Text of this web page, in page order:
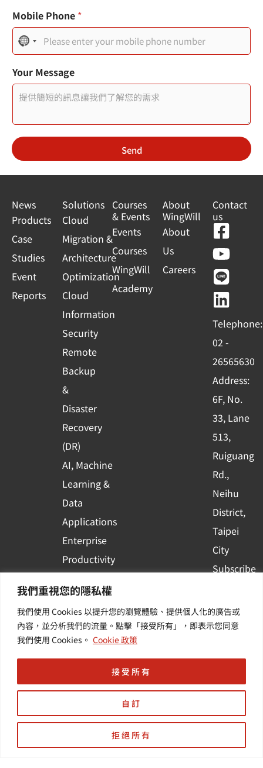
我們重視您的隱私權
我們使用 Cookies 以提升您的瀏覽體驗、提供個人化的廣告或
內容，並分析我們的流量。點擊「接受所有」，即表示您同意
我們使用 Cookies。 Cookie 政策
自訂
拒絕所有
接受所有
標
題
Mobile Phone *
N
c
o
n
t
r
Your Message
Send
News
Products
Case
Studies
Event
Reports
Solutions
Cloud
Migration &
Architecture
Optimization
Cloud
Information
Security
Remote
Backup
&
Disaster
Recovery
(DR)
AI, Machine
Learning &
Data
Applications
Enterprise
Productivity
Collaboration
Container
Platform
Courses
& Events
Events
Courses
WingWill
Academy
About
WingWill
About
Us
Careers
Contact
us
F
a
c
e
b
o
o
k
-
s
q
u
a
r
e
Y
o
u
t
u
b
e
L
i
n
e
L
i
n
k
e
d
i
n
Telephone:
02 -
26565630
Address:
6F, No.
33, Lane
513,
Ruiguang
Rd.,
Neihu
District,
Taipei
City
Subscribe
News | Get
the latest
industry